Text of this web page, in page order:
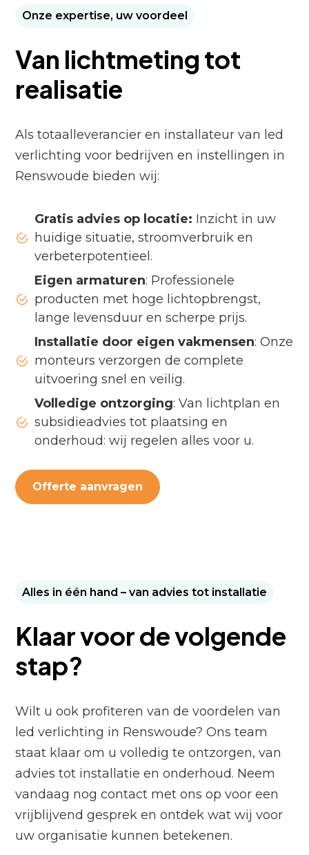
Onze expertise, uw voordeel
Van lichtmeting tot
realisatie
Als totaalleverancier en installateur van led
verlichting voor bedrijven en instellingen in
Renswoude bieden wij:
Gratis advies op locatie: Inzicht in uw
huidige situatie, stroomverbruik en
verbeterpotentieel.
Eigen armaturen: Professionele
producten met hoge lichtopbrengst,
lange levensduur en scherpe prijs.
Installatie door eigen vakmensen: Onze
monteurs verzorgen de complete
uitvoering snel en veilig.
Volledige ontzorging: Van lichtplan en
subsidieadvies tot plaatsing en
onderhoud: wij regelen alles voor u.
Offerte aanvragen
Alles in één hand – van advies tot installatie
Klaar voor de volgende
stap?
Wilt u ook profiteren van de voordelen van
led verlichting in Renswoude? Ons team
staat klaar om u volledig te ontzorgen, van
advies tot installatie en onderhoud. Neem
vandaag nog contact met ons op voor een
vrijblijvend gesprek en ontdek wat wij voor
uw organisatie kunnen betekenen.